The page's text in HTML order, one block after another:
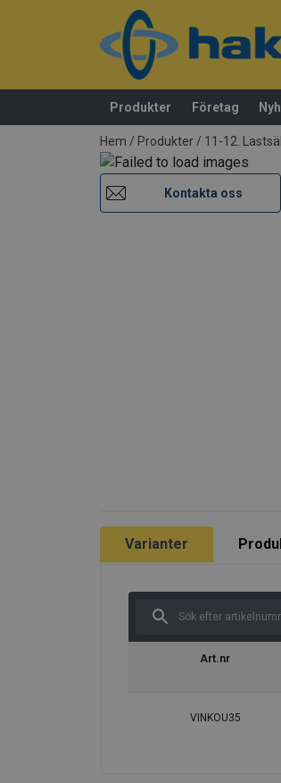
Produkter Företag
tillagd i varukorg
Hem / Produkter / 11-12.
Kontakta oss
Varianter
Art.nr
VINKOU35